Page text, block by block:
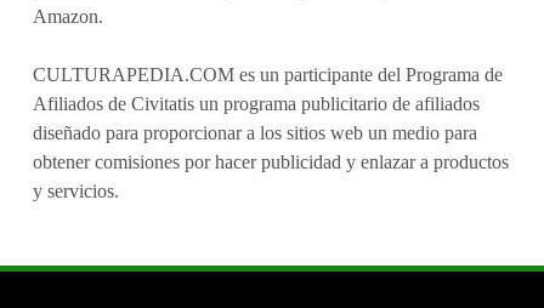
Amazon.
CULTURAPEDIA.COM es un participante del Programa de
Afiliados de Civitatis un programa publicitario de afiliados
diseñado para proporcionar a los sitios web un medio para
obtener comisiones por hacer publicidad y enlazar a productos
y servicios.